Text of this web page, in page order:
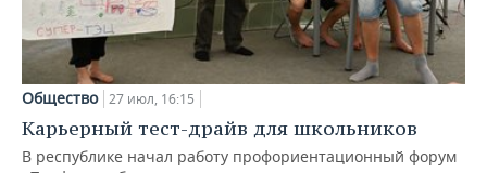
Общество 27 июл, 16:15
Карьерный тест-драйв для школьников
В республике начал работу профориентационный форум